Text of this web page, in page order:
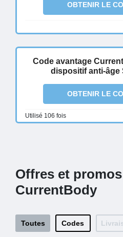
OBTENIR LE
Code avantage
dispositif anti-âge
OBTENIR LE
Utilisé 106 fois
Offres et
CurrentBody
Toutes Codes